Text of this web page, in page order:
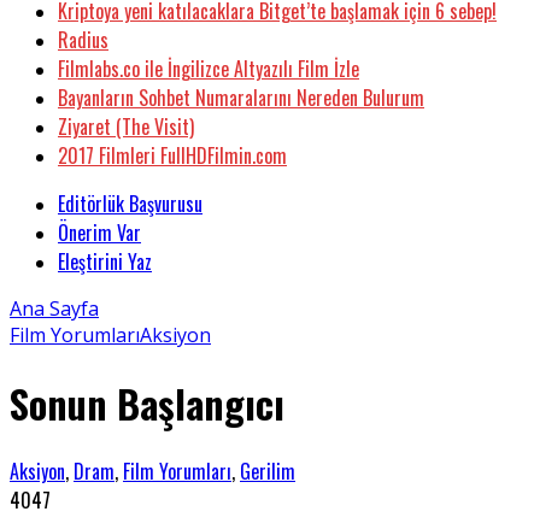
Kriptoya yeni katılacaklara Bitget’te başlamak için 6 sebep!
Radius
Filmlabs.co ile İngilizce Altyazılı Film İzle
Bayanların Sohbet Numaralarını Nereden Bulurum
Ziyaret (The Visit)
2017 Filmleri FullHDFilmin.com
Editörlük Başvurusu
Önerim Var
Eleştirini Yaz
Ana Sayfa
Film YorumlarıAksiyon
Sonun Başlangıcı
Aksiyon, Dram, Film Yorumları, Gerilim
4047